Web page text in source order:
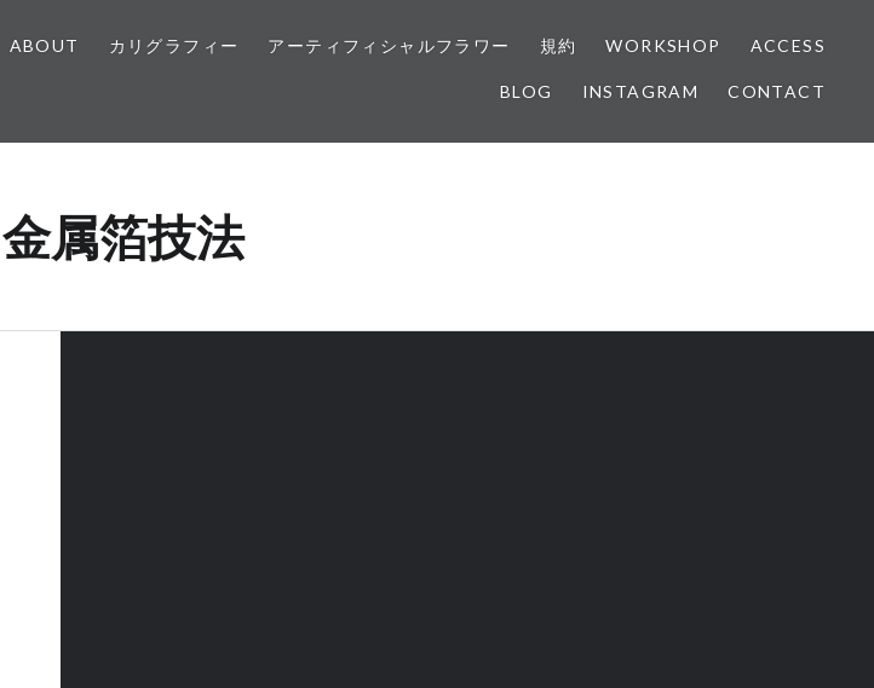
ABOUT カリグラフィー アーティフィシャルフラワー 規約 WORKSHOP ACCESS
BLOG INSTAGRAM CONTACT
金属箔技法